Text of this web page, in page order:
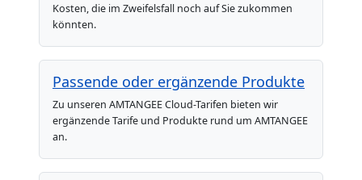
Kosten, die im Zweifelsfall noch auf Sie zukommen
könnten.
Passende oder ergänzende Produkte
Zu unseren AMTANGEE Cloud-Tarifen bieten wir
ergänzende Tarife und Produkte rund um AMTANGEE
an.